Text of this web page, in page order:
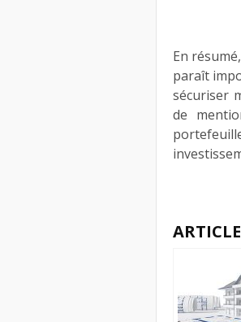
En
paraît
sécuriser
de